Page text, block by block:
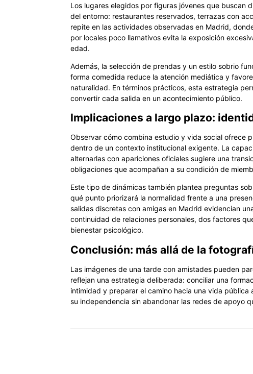
Los lugares elegidos por figuras jóvenes que buscan
del entorno: restaurantes reservados, terrazas con
repite en las actividades observadas en Madrid,
por locales poco llamativos evita la exposición
edad.
Además, la selección de prendas y un estilo sobrio
forma comedida reduce la atención mediática y
naturalidad. En términos prácticos, esta estrategia
convertir cada salida en un acontecimiento público.
Implicaciones a largo plazo:
Observar cómo combina estudio y vida social ofrece
dentro de un contexto institucional exigente. La
alternarlas con apariciones oficiales sugiere una
obligaciones que acompañan a su condición de
Este tipo de dinámicas también plantea preguntas
qué punto priorizará la normalidad frente a una
salidas discretas con amigas en Madrid evidencian
continuidad de relaciones personales, dos factores
bienestar psicológico.
Conclusión: más allá de la
Las imágenes de una tarde con amistades pueden
reflejan una estrategia deliberada: conciliar una
intimidad y preparar el camino hacia una vida pública
su independencia sin abandonar las redes de apoyo